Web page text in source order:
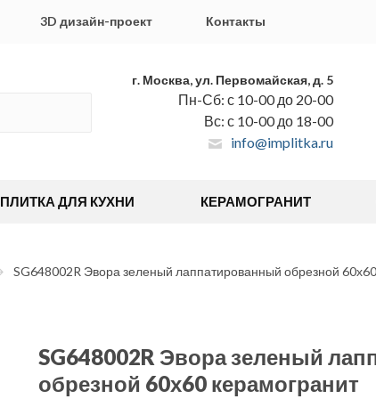
3D дизайн-проект Контакты
г. Москва, ул. Первомайская, д. 5
Пн-Сб: с 10-00 до 20-00
Вс: с 10-00 до 18-00
info@implitka.ru
ПЛИТКА ДЛЯ КУХНИ КЕРАМОГРАНИТ
SG648002R Эвора зеленый лаппатированный обрезной
SG648002R Эвора зеленый
обрезной 60х60 керамогранит